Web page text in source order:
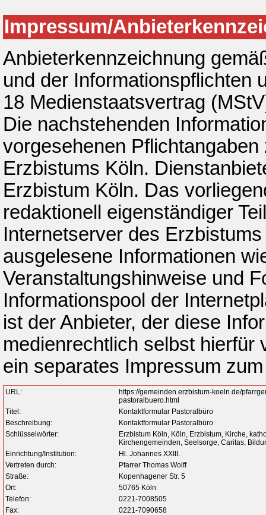
Impressum/
Anbieterkennzeichnung
und der Informationspflichten
18 Medienstaatsvertrag
Die nachstehenden
vorgesehenen
Erzbistums Köln.
Erzbistum Köln. Das
redaktionell eigenständiger
Internetserver des
ausgelesene Informationen
Veranstaltungshinweise und
Informationspool der
ist der Anbieter, der diese
medienrechtlich selbst hierfür
ein separates Impressum
URL:
https://gemeinden.erzbistum-koeln.de/
pastoralbuero.html
Titel:
Kontaktformular Pastoralbüro
Beschreibung:
Kontaktformular Pastoralbüro
Schlüsselwörter:
Erzbistum Köln, Köln, Erzbistum, Kirche,
Kirchengemeinden, Seelsorge, Caritas,
Einrichtung/Institution:
Hl. Johannes XXIII.
Vertreten durch:
Pfarrer Thomas Wolff
Straße:
Kopenhagener Str. 5
Ort:
50765 Köln
Telefon:
0221-7008505
Fax:
0221-7090658